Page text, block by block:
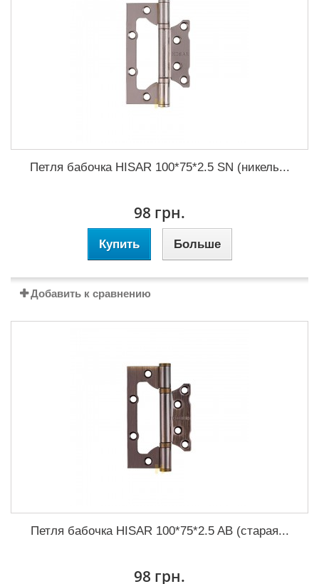
Петля бабочка HISAR 100*75*2.5 SN (никель...
98 грн.
Купить Больше
Добавить к сравнению
Петля бабочка HISAR 100*75*2.5 AB (старая...
98 грн.